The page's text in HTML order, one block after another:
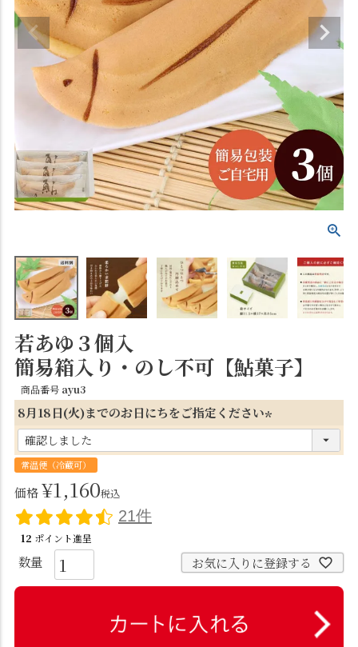
若あゆ３個入
簡易箱入り・のし不可【鮎菓子】
商品番号 ayu3
8月18日(火)までのお日にちをご指定ください
必
常温便（冷蔵可）
価格¥1,160税込
21件
12 ポイント進呈
お気に入りに登録する